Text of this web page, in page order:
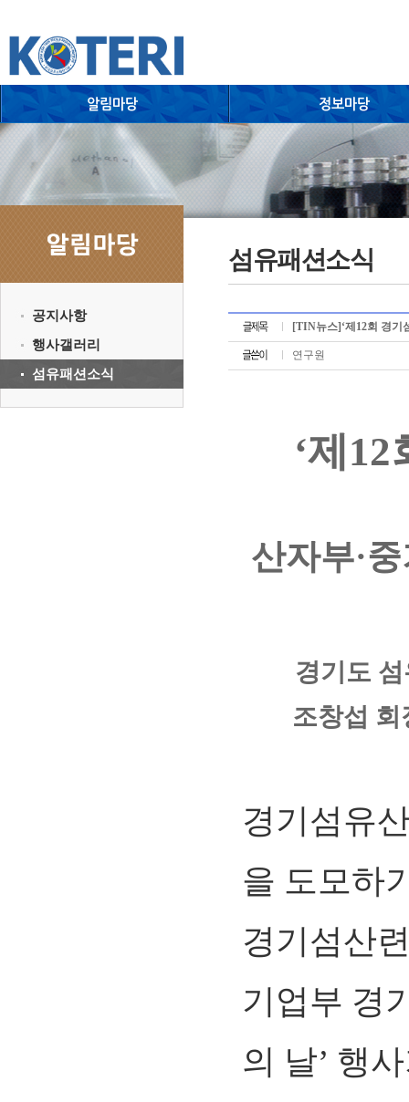
공지사항
행사갤러리
섬유패션소식
섬유패션소식
[TIN뉴스]‘제12회 경기
연구원
‘제
산자부·
경기도
조창섭 회
경기섬유
을 도모하
경기섬산
기업부 경
의 날’ 행